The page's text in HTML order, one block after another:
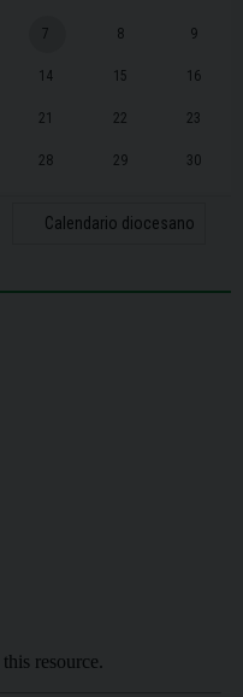
7 8 9
14 15 16
21 22 23
28 29 30
Calendario diocesano